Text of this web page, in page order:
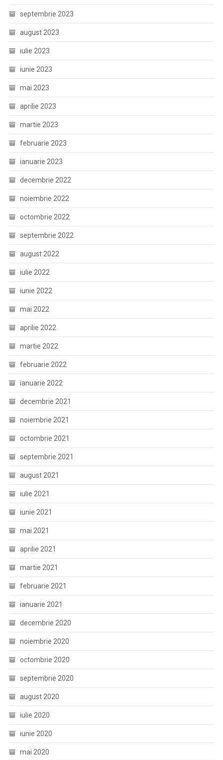
septembrie 2023
august 2023
iulie 2023
iunie 2023
mai 2023
aprilie 2023
martie 2023
februarie 2023
ianuarie 2023
decembrie 2022
noiembrie 2022
octombrie 2022
septembrie 2022
august 2022
iulie 2022
iunie 2022
mai 2022
aprilie 2022
martie 2022
februarie 2022
ianuarie 2022
decembrie 2021
noiembrie 2021
octombrie 2021
septembrie 2021
august 2021
iulie 2021
iunie 2021
mai 2021
aprilie 2021
martie 2021
februarie 2021
ianuarie 2021
decembrie 2020
noiembrie 2020
octombrie 2020
septembrie 2020
august 2020
iulie 2020
iunie 2020
mai 2020